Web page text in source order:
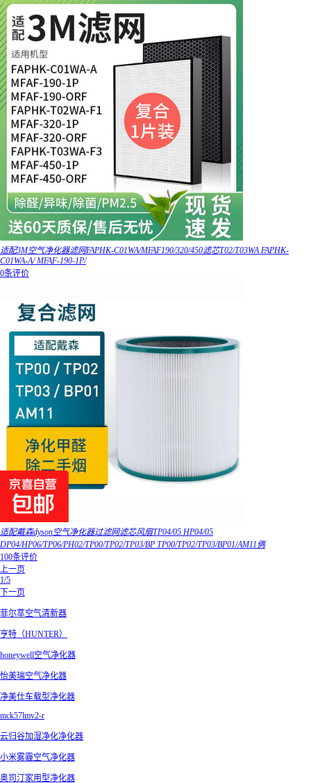
适配3M空气净化器滤网FAPHK-C01WA/MFAF190/320/450滤芯T02/T03WA FAPHK-
C01WA-A/ MFAF-190-1P/
0条评价
适配戴森dyson空气净化器过滤网滤芯风扇TP04/05 HP04/05
DP04/HP06/TP06/PH02/TP00/TP02/TP03/BP TP00/TP02/TP03/BP01/AM11俩
100条评价
上一页
1/5
下一页
菲尔萃空气清新器
亨特（HUNTER）
honeywell空气净化器
怡美瑞空气净化器
净美仕车载型净化器
mck57lmv2-r
云归谷加湿净化净化器
小米雾霾空气净化器
奥司汀家用型净化器